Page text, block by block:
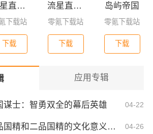
火星直播2025最新版
下载站
下载
流星直播官方版免费下载
零氪下载站
下载
岛屿帝国
零氪下载站
下载
应用专辑
谋士：智勇双全的幕后英雄 04-22
一品国精和二品国精的文化意义！为何他们如此独特？你绝对不知道的深层背景 04-26